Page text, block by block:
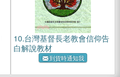
10.台灣基督長老教會信仰告
白解說教材
到貨時通知我